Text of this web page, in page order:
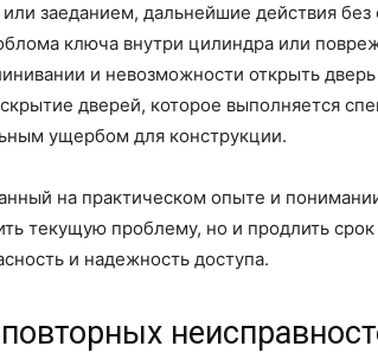
заеданием, дальнейшие действия
ключа внутри цилиндра или
и невозможности открыть
дверей, которое выполняется
ущербом для конструкции.
на практическом опыте и
текущую проблему, но и продлить
и надежность доступа.